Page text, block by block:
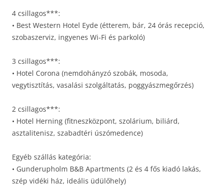
4 csillagos***:
• Best Western Hotel Eyde (étterem, bár, 24 órás recepció,
szobaszerviz, ingyenes Wi-Fi és parkoló)
3 csillagos***:
• Hotel Corona (nemdohányzó szobák, mosoda,
vegytisztítás, vasalási szolgáltatás, poggyászmegőrzés)
2 csillagos***:
• Hotel Herning (fitneszközpont, szolárium, biliárd,
asztalitenisz, szabadtéri úszómedence)
Egyéb szállás kategória:
• Gunderupholm B&B Apartments (2 és 4 fős kiadó lakás,
szép vidéki ház, ideális üdülőhely)